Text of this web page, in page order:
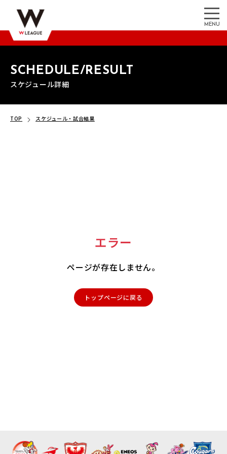
MENU
SCHEDULE/RESULT
スケジュール詳細
TOP スケジュール・試合結果
エラー
ページが存在しません。
トップページに戻る